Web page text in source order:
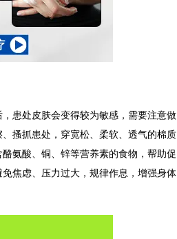
患处皮肤会变得较为敏感，需要注意做
搔抓患处，穿宽松、柔软、透气的棉质
氨酸、铜、锌等营养素的食物，帮助促
焦虑、压力过大，规律作息，增强身体